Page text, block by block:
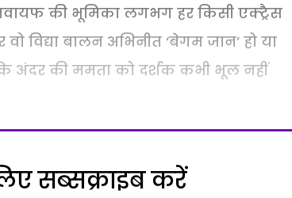
की भूमिका लगभग हर किसी एक्ट्रैस
विद्या बालन अभिनीत ‘बेगम जान’ हो या
के अंदर की ममता को दर्शक कभी भूल नहीं
सब्सक्राइब करें